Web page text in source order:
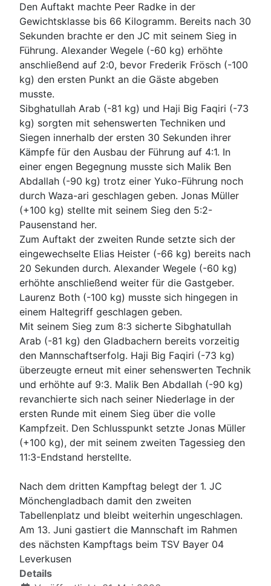
Den Auftakt machte Peer Radke in der
Gewichtsklasse bis 66 Kilogramm. Bereits nach 30
Sekunden brachte er den JC mit seinem Sieg in
Führung. Alexander Wegele (-60 kg) erhöhte
anschließend auf 2:0, bevor Frederik Frösch (-100
kg) den ersten Punkt an die Gäste abgeben
musste.
Sibghatullah Arab (-81 kg) und Haji Big Faqiri (-73
kg) sorgten mit sehenswerten Techniken und
Siegen innerhalb der ersten 30 Sekunden ihrer
Kämpfe für den Ausbau der Führung auf 4:1. In
einer engen Begegnung musste sich Malik Ben
Abdallah (-90 kg) trotz einer Yuko-Führung noch
durch Waza-ari geschlagen geben. Jonas Müller
(+100 kg) stellte mit seinem Sieg den 5:2-
Pausenstand her.
Zum Auftakt der zweiten Runde setzte sich der
eingewechselte Elias Heister (-66 kg) bereits nach
20 Sekunden durch. Alexander Wegele (-60 kg)
erhöhte anschließend weiter für die Gastgeber.
Laurenz Both (-100 kg) musste sich hingegen in
einem Haltegriff geschlagen geben.
Mit seinem Sieg zum 8:3 sicherte Sibghatullah
Arab (-81 kg) den Gladbachern bereits vorzeitig
den Mannschaftserfolg. Haji Big Faqiri (-73 kg)
überzeugte erneut mit einer sehenswerten Technik
und erhöhte auf 9:3. Malik Ben Abdallah (-90 kg)
revanchierte sich nach seiner Niederlage in der
ersten Runde mit einem Sieg über die volle
Kampfzeit. Den Schlusspunkt setzte Jonas Müller
(+100 kg), der mit seinem zweiten Tagessieg den
11:3-Endstand herstellte.
Nach dem dritten Kampftag belegt der 1. JC
Mönchengladbach damit den zweiten
Tabellenplatz und bleibt weiterhin ungeschlagen.
Am 13. Juni gastiert die Mannschaft im Rahmen
des nächsten Kampftags beim TSV Bayer 04
Leverkusen
Details